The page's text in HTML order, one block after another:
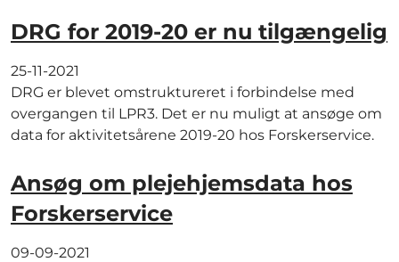
DRG for 2019-20 er nu tilgængelig
25-11-2021
DRG er blevet omstruktureret i forbindelse med
overgangen til LPR3. Det er nu muligt at ansøge om
data for aktivitetsårene 2019-20 hos Forskerservice.
Ansøg om plejehjemsdata hos
Forskerservice
09-09-2021